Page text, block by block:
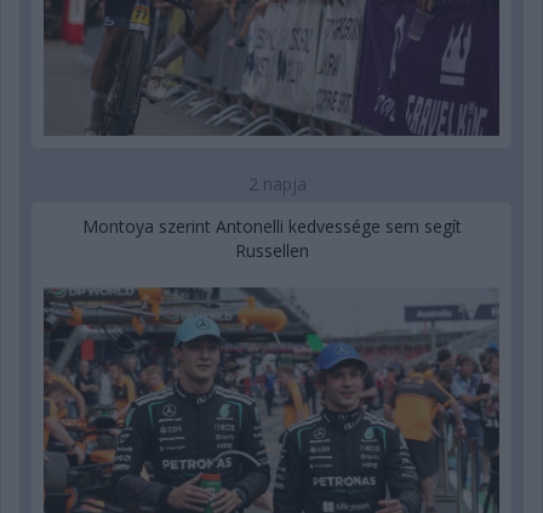
2 napja
Montoya szerint Antonelli kedvessége sem segít
Russellen